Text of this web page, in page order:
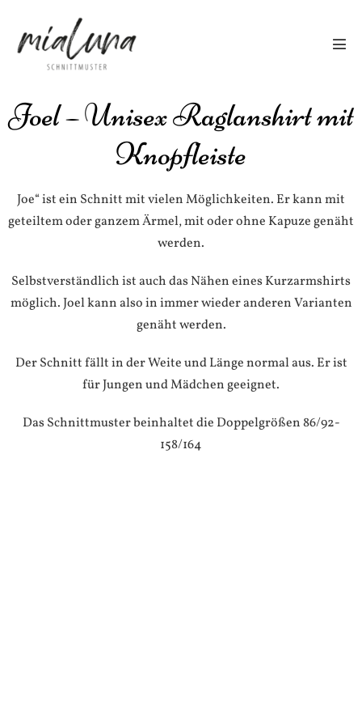
Joel – Unisex Raglanshirt mit
Knopfleiste
Joe“ ist ein Schnitt mit vielen Möglichkeiten. Er kann mit
geteiltem oder ganzem Ärmel, mit oder ohne Kapuze genäht
werden.
Selbstverständlich ist auch das Nähen eines Kurzarmshirts
möglich. Joel kann also in immer wieder anderen Varianten
genäht werden.
Der Schnitt fällt in der Weite und Länge normal aus. Er ist
für Jungen und Mädchen geeignet.
Das Schnittmuster beinhaltet die Doppelgrößen 86/92-
158/164